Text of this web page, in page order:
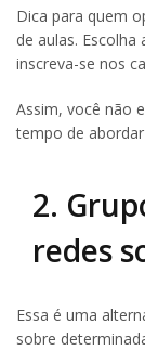
Dica para quem
de aulas.
inscreva-se nos
Assim, você não
tempo de
2.
redes
Essa é uma
sobre